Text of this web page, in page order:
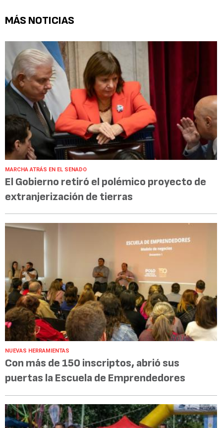
MÁS NOTICIAS
MARCHA ATRÁS EN EL SENADO
El Gobierno retiró el polémico proyecto de
extranjerización de tierras
NUEVAS HERRAMIENTAS
Con más de 150 inscriptos, abrió sus
puertas la Escuela de Emprendedores